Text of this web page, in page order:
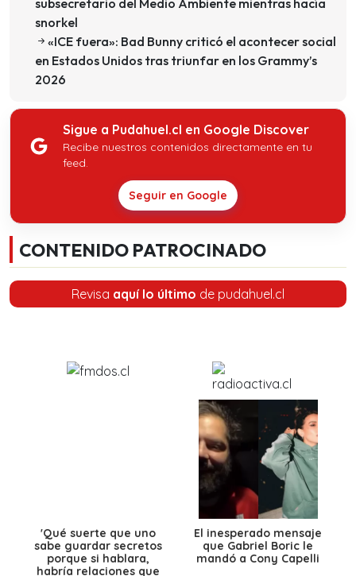
snorkel
«ICE fuera»: Bad Bunny criticó el acontecer social
en Estados Unidos tras triunfar en los Grammy’s
2026
Sigue a Pudahuel.cl en Google Discover
Recibe nuestros contenidos directamente en tu
feed.
Seguir en Google
CONTENIDO PATROCINADO
Revisa aquí lo último de pudahuel.cl
'Qué suerte que uno
sabe guardar secretos
porque si hablara,
habría relaciones que
El inesperado mensaje
que Gabriel Boric le
mandó a Cony Capelli